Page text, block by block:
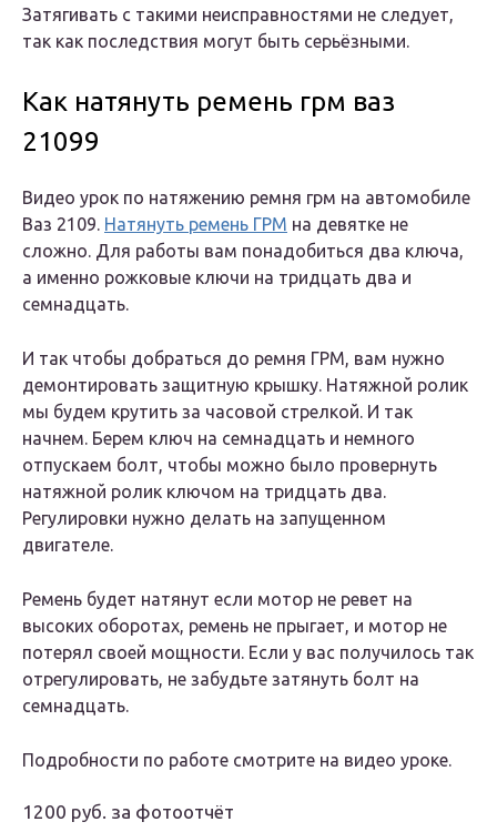
Затягивать с такими неисправностями не следует,
так как последствия могут быть серьёзными.
Как натянуть ремень грм ваз
21099
Видео урок по натяжению ремня грм на автомобиле
Ваз 2109. Натянуть ремень ГРМ на девятке не
сложно. Для работы вам понадобиться два ключа,
а именно рожковые ключи на тридцать два и
семнадцать.
И так чтобы добраться до ремня ГРМ, вам нужно
демонтировать защитную крышку. Натяжной ролик
мы будем крутить за часовой стрелкой. И так
начнем. Берем ключ на семнадцать и немного
отпускаем болт, чтобы можно было провернуть
натяжной ролик ключом на тридцать два.
Регулировки нужно делать на запущенном
двигателе.
Ремень будет натянут если мотор не ревет на
высоких оборотах, ремень не прыгает, и мотор не
потерял своей мощности. Если у вас получилось так
отрегулировать, не забудьте затянуть болт на
семнадцать.
Подробности по работе смотрите на видео уроке.
1200 руб. за фотоотчёт